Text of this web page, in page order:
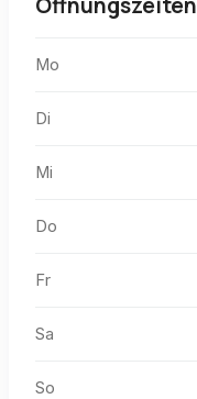
Mo
Di
Mi
Do
Fr
Sa
So